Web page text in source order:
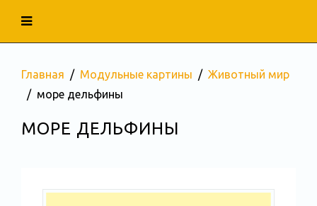
Главная Модульные картины
Животный мир
море дельфины
МОРЕ ДЕЛЬФИНЫ